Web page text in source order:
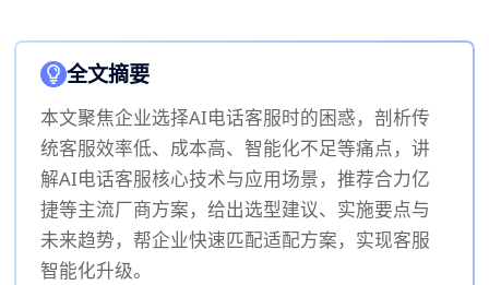
全文摘要
本文聚焦企业选择AI电话客服时的困惑，剖析传
统客服效率低、成本高、智能化不足等痛点，讲
解AI电话客服核心技术与应用场景，推荐合力亿
捷等主流厂商方案，给出选型建议、实施要点与
未来趋势，帮企业快速匹配适配方案，实现客服
智能化升级。